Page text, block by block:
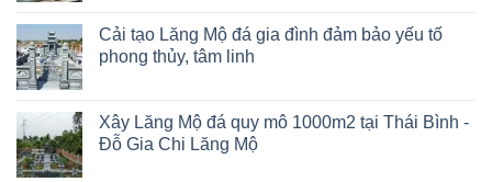
Cải tạo Lăng Mộ đá gia đình đảm bảo yếu tố
phong thủy, tâm linh
Xây Lăng Mộ đá quy mô 1000m2 tại Thái Bình -
Đỗ Gia Chi Lăng Mộ